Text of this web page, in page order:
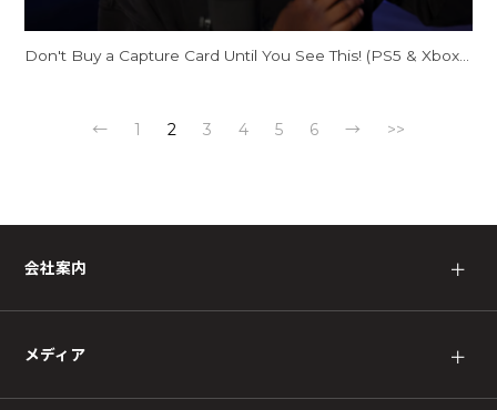
← 1 2 3 4 5 6 → >>
会社案内 ＋
メディア ＋